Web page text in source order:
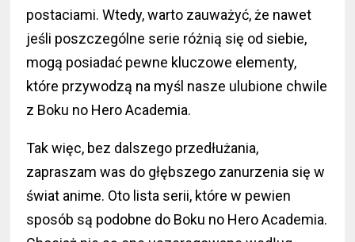
postaciami. Wtedy, warto zauważyć, że nawet
jeśli poszczególne serie różnią się od siebie,
mogą posiadać pewne kluczowe elementy,
które przywodzą na myśl nasze ulubione chwile
z Boku no Hero Academia.
Tak więc, bez dalszego przedłużania,
zapraszam was do głębszego zanurzenia się w
świat anime. Oto lista serii, które w pewien
sposób są podobne do Boku no Hero Academia.